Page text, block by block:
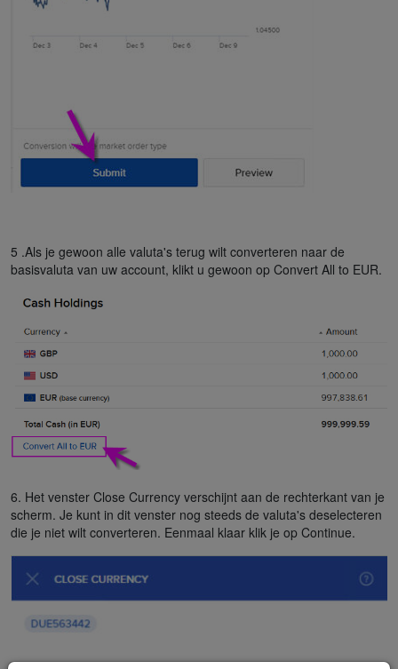
5 .Als je gewoon alle valuta's terug wilt converteren naar de
basisvaluta van uw account, klikt u gewoon op Convert All to EUR.
6. Het venster Close Currency verschijnt aan de rechterkant van je
scherm. Je kunt in dit venster nog steeds de valuta's deselecteren
die je niet wilt converteren. Eenmaal klaar klik je op Continue.